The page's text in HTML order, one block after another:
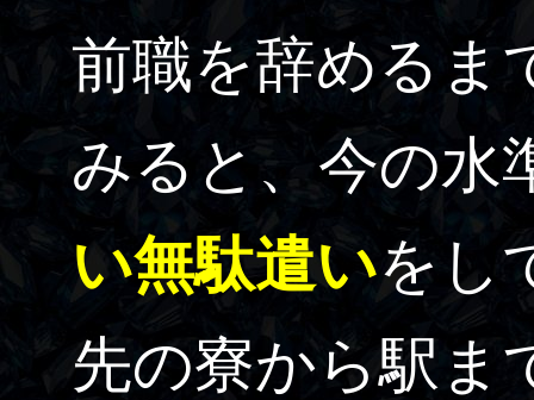
前職を辞めるま
みると、今の水
い無駄遣いをし
先の寮から駅ま